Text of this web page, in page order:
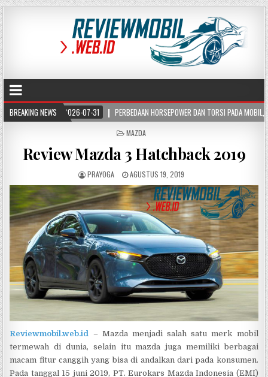
BREAKING NEWS
2026-07-31 PERBEDAAN HORSEPOWER DAN TORSI PADA MOBIL, PAHAMI FUNGSI
POSTED
MAZDA
Review Mazda 3 Hatchback 2019
PRAYOGA AGUSTUS 19, 2019
Reviewmobil.web.id
– Mazda menjadi salah satu merk mobil
termewah di dunia, selain itu mazda juga memiliki berbagai
macam fitur canggih yang bisa di andalkan dari pada konsumen.
Pada tanggal 15 juni 2019, PT. Eurokars Mazda Indonesia (EMI)